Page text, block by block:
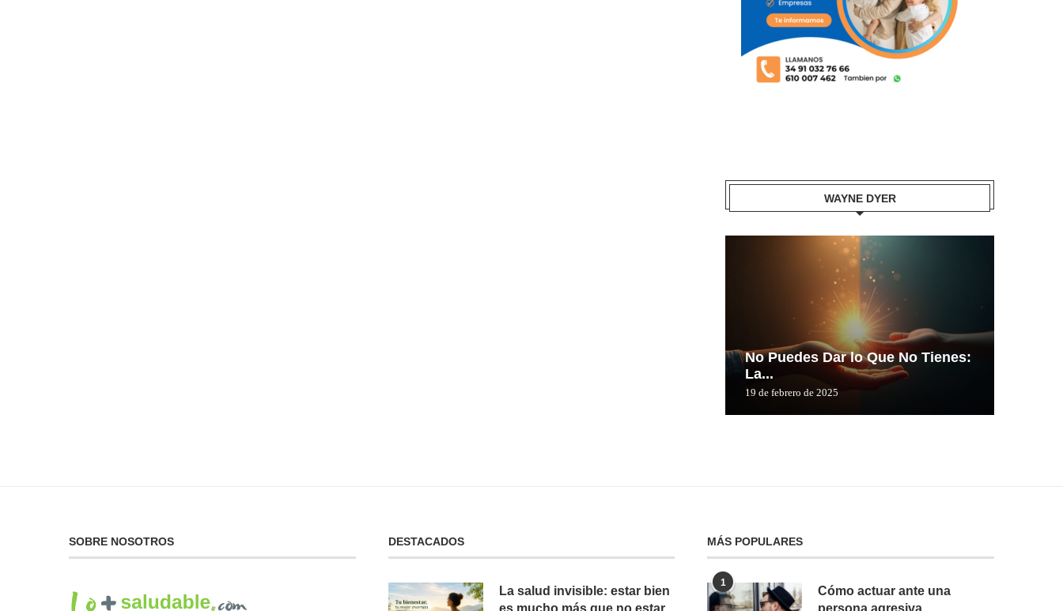
WAYNE DYER
No Puedes Dar lo Que No Tienes:
La...
19 de febrero de 2025
SOBRE NOSOTROS DESTACADOS
La salud invisible: estar bien
es mucho más que no estar
MÁS POPULARES
1
Cómo actuar ante una
persona agresiva